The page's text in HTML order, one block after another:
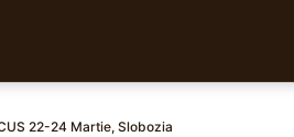
22-24 Martie, Slobozia